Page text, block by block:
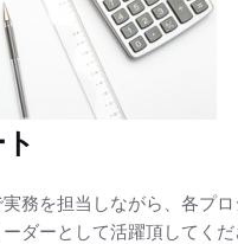
務を担当しながら、各プ
ダーとして活躍頂してくだ